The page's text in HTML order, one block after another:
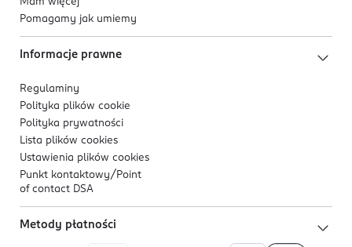
Pomagamy jak umiemy
Informacje prawne
Regulaminy
Polityka plików cookie
Polityka prywatności
Lista plików cookies
Ustawienia plików cookies
Punkt kontaktowy/ Point
of contact DSA
Metody płatności